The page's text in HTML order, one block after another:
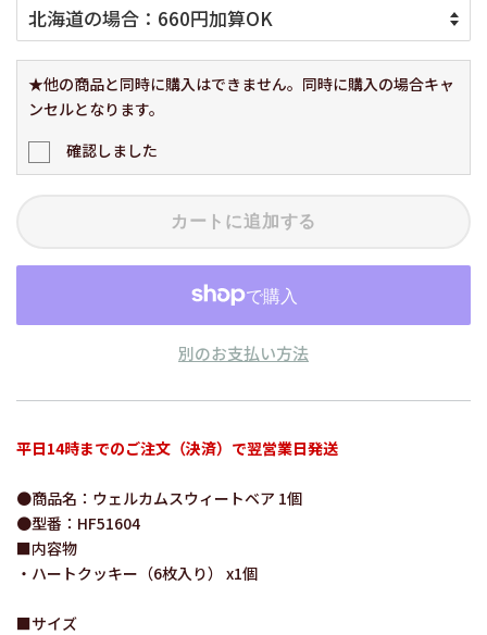
★他の商品と同時に購入はできません。同時に購入の場合キャ
ンセルとなります。
確認しました
カートに追加する
別のお支払い方法
平日14時までのご注文（決済）で翌営業日発送
●商品名：ウェルカムスウィートベア 1個
●型番：HF51604
■内容物
・ハートクッキー（6枚入り） x1個
■サイズ